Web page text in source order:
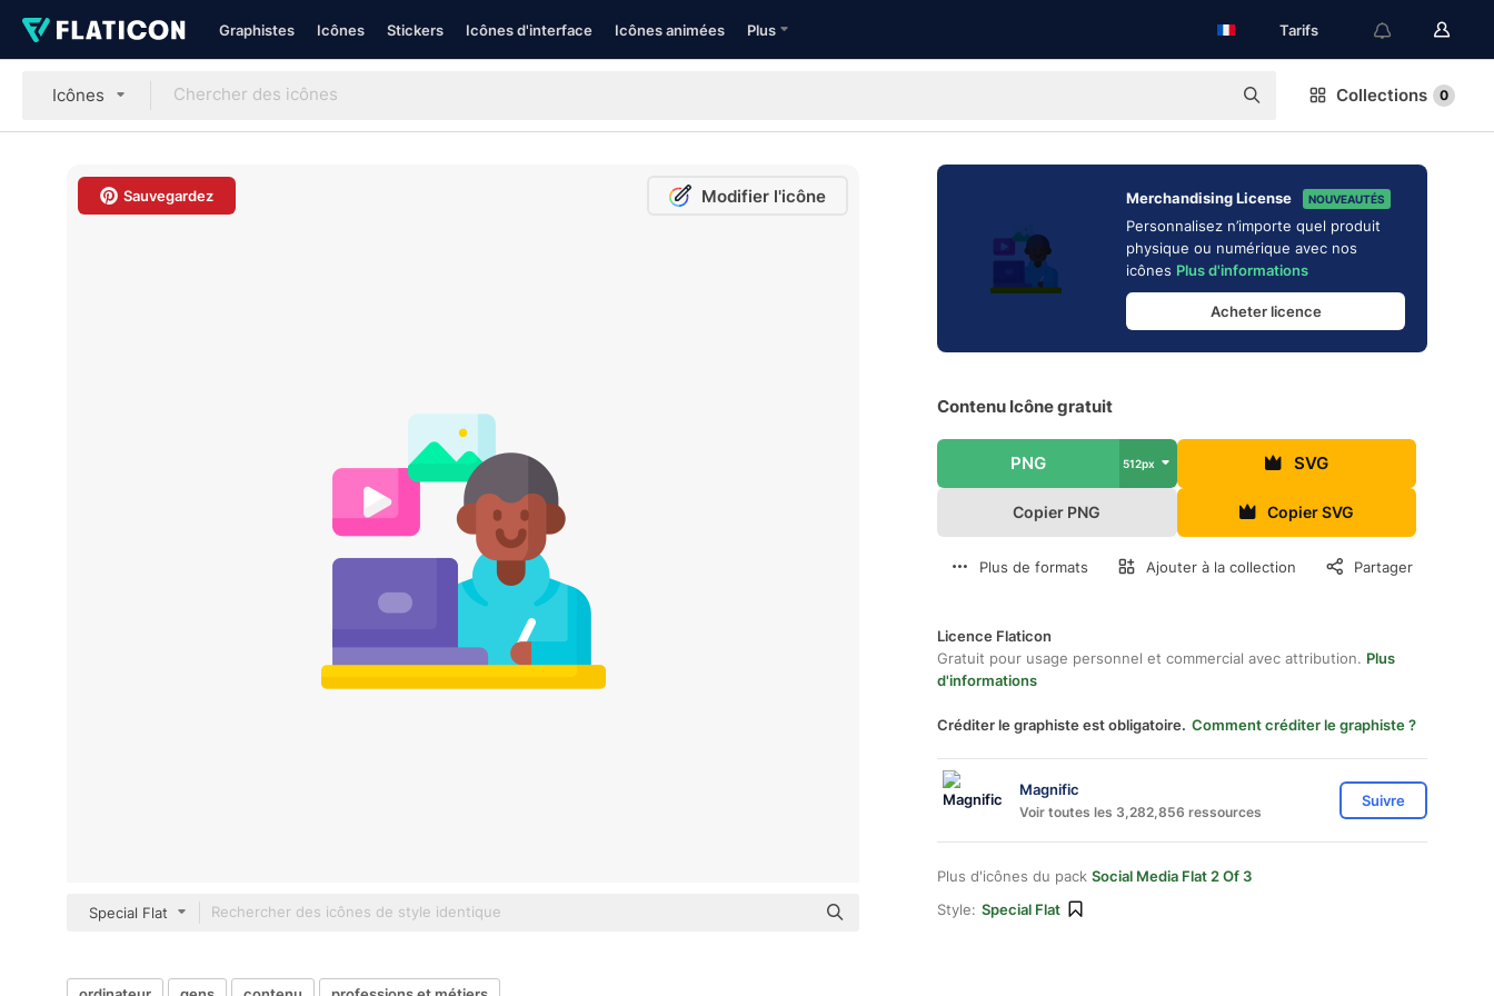
Graphistes Icônes Stickers Icônes d'interface Icônes animées Plus Tarifs
Icônes Collections 0
Sauvegardez Modifier l'icône
Special Flat
Merchandising License NOUVEAUTÉS
Personnalisez n’importe quel produit
physique ou numérique avec nos
icônes Plus d'informations
Acheter licence
Contenu Icône gratuit
PNG 512px SVG
Copier PNG Copier SVG
Plus de formats Ajouter à la collection Partager
Licence Flaticon
Gratuit pour usage personnel et commercial avec attribution. Plus
d'informations
Créditer le graphiste est obligatoire. Comment créditer le graphiste ?
Magnific
Voir toutes les 3,282,856 ressources
Suivre
Plus d'icônes du pack Social Media Flat 2 Of 3
Style: Special Flat